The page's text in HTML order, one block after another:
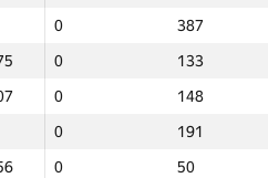
0
387
0
133
0
148
0
191
0
50
Барлығы
NGP30 Sum Мин. орын